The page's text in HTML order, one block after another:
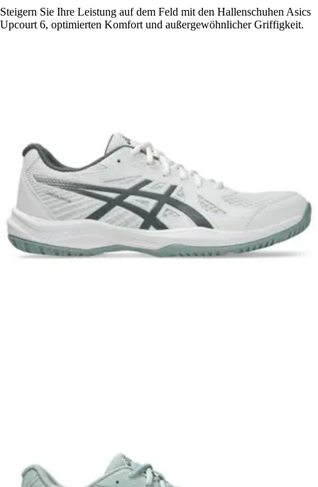
Steigern Sie Ihre Leistung auf dem Feld mit den Hallenschuhen Asics
Upcourt 6, optimierten Komfort und außergewöhnlicher Griffigkeit.